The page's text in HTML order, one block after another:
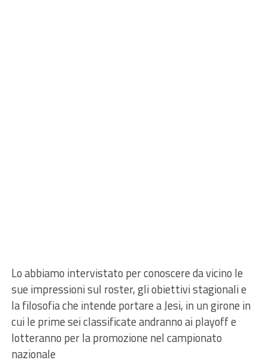
Lo abbiamo intervistato per conoscere da vicino le
sue impressioni sul roster, gli obiettivi stagionali e
la filosofia che intende portare a Jesi, in un girone in
cui le prime sei classificate andranno ai playoff e
lotteranno per la promozione nel campionato
nazionale